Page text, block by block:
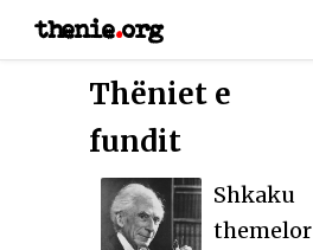
thenie.org
Thëniet e
fundit
Shkaku
themelor